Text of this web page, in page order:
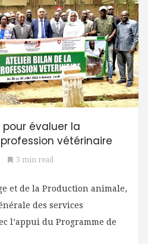
pour évaluer la
vétérinaire
3 min read
et de la Production animale,
des services
l’appui du Programme de